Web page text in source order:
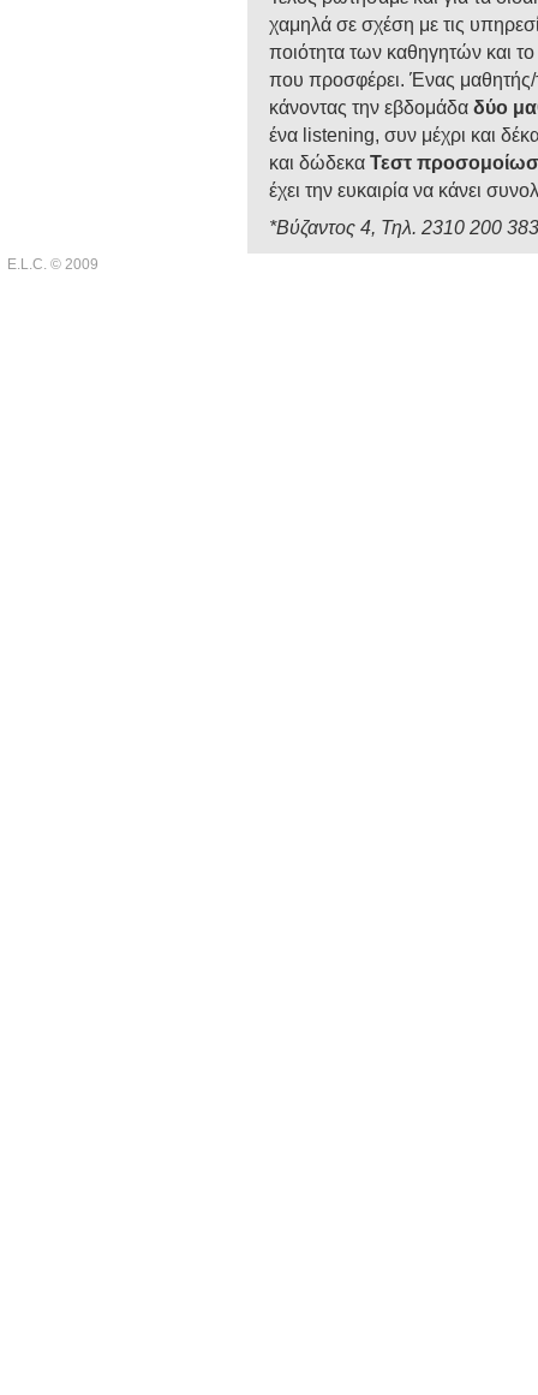
χαμηλά σε σχέση με τις
ποιότητα των καθηγητών και
που προσφέρει. Ένας μαθητής/
κάνοντας την εβδομάδα δύο
ένα listening, συν μέχρι και
και δώδεκα Τεστ
έχει την ευκαιρία να κάνει
*Βύζαντος 4, Τηλ. 2310 200 383
E.L.C. © 2009